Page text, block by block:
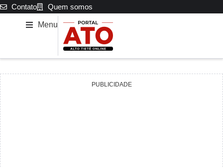
Contato Quem somos
Menu
PUBLICIDADE